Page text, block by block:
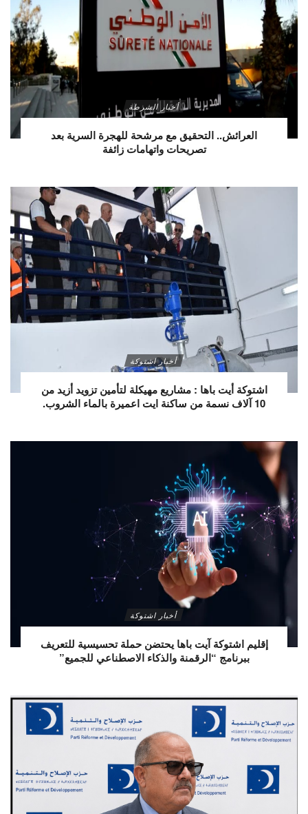
أخبار الشرطة
العرائش.. التحقيق مع مرشحة للهجرة السرية بعد
تصريحات واتهامات زائفة
أخبار اشتوكة
اشتوكة أيت باها : مشاريع مهيكلة لتأمين تزويد أزيد من
10 آلاف نسمة من ساكنة ايت اعميرة بالماء الشروب.
أخبار اشتوكة
إقليم اشتوكة آيت باها يحتضن حملة تحسيسية للتعريف
ببرنامج “الرقمنة والذكاء الاصطناعي للجميع”